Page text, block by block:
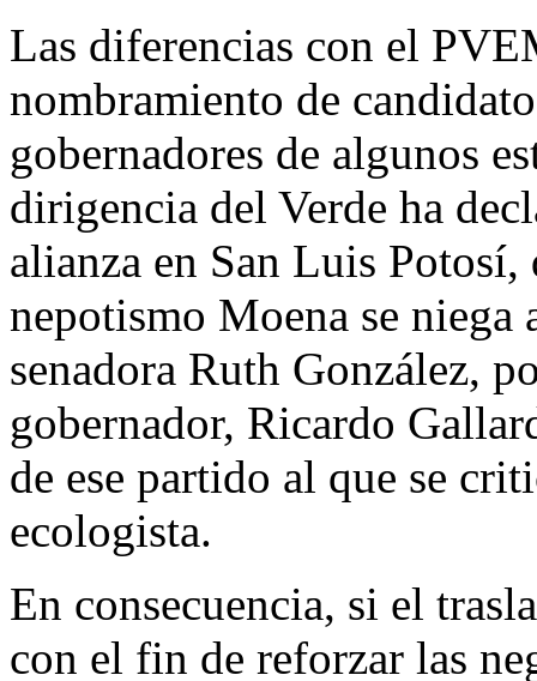
Las diferencias con el
nombramiento de
gobernadores de algunos
dirigencia del Verde ha
alianza en San Luis
nepotismo Moena se niega
senadora Ruth González,
gobernador, Ricardo
de ese partido al que se
ecologista.
En consecuencia, si el
con el fin de reforzar las